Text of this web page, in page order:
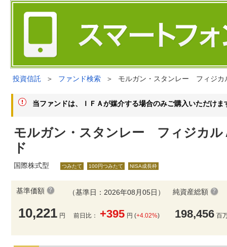
投資信託 ＞ ファンド検索 ＞ モルガン・スタンレー フィジカ
当ファンドは、ＩＦＡが媒介する場合のみご購入いただけま
モルガン・スタンレー フィジカル
ド
国際株式型 つみたて 100円つみたて NISA成長枠
基準価額
10,221 円
（基準日：2026年08月05日）
前日比： +395 円 (+4.02%)
純資産総額
198,456 百